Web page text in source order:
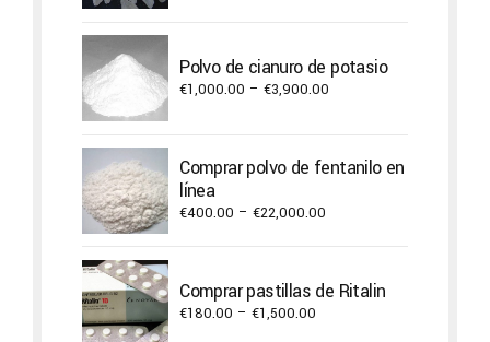
€5,650.00
Polvo de cianuro de potasio
€1,000.00 – €3,900.00
through
€3,900.00
Comprar polvo de fentanilo en
línea
€400.00 – €22,000.00
through
€22,000.00
Comprar pastillas de Ritalin
€180.00 – €1,500.00